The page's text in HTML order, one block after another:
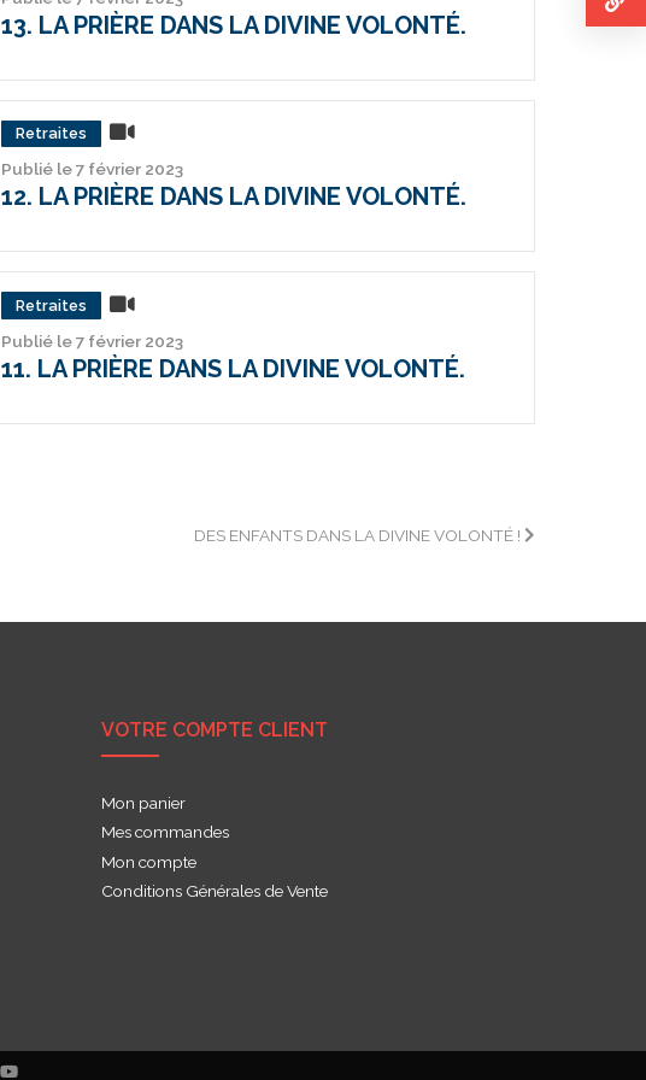
13. LA PRIÈRE DANS LA DIVINE VOLONTÉ.
Retraites
Publié le 7 février 2023
12. LA PRIÈRE DANS LA DIVINE VOLONTÉ.
Retraites
Publié le 7 février 2023
11. LA PRIÈRE DANS LA DIVINE VOLONTÉ.
DES ENFANTS DANS LA DIVINE VOLONTÉ !
VOTRE COMPTE CLIENT
Mon panier
Mes commandes
Mon compte
Conditions Générales de Vente